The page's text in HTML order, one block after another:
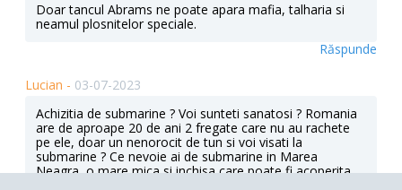
Doar tancul Abrams ne poate apara mafia, talharia si
neamul plosnitelor speciale.
Răspunde
Lucian - 03-07-2023
Achizitia de submarine ? Voi sunteti sanatosi ? Romania
are de aproape 20 de ani 2 fregate care nu au rachete
pe ele, doar un nenorocit de tun si voi visati la
submarine ? Ce nevoie ai de submarine in Marea
Neagra, o mare mica si inchisa care poate fi acoperita